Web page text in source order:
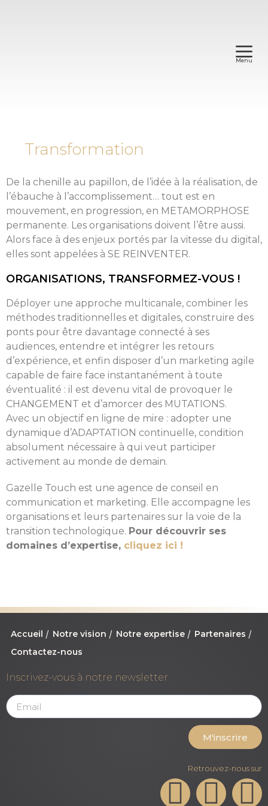
Menu
Transformation
De la chenille au papillon, de l’idée à la réalisation, de
l’ébauche à l’accomplissement… tout est en
mouvement, en progression, en METAMORPHOSE
permanente. Les organisations doivent l’être aussi.
Alors face à des enjeux portés par la vitesse du digital,
elles sont appelées à SE REINVENTER.
ORGANISATIONS, TRANSFORMEZ-VOUS !
Déployer une approche multicanale, combiner les
méthodes traditionnelles et digitales, construire des
ponts pour être davantage connecté à ses
audiences, entendre et intégrer les retours
d’expérience, et enfin disposer d’un marketing agile
capable de faire face instantanément à toute
éventualité : il est devenu vital de provoquer le
CHANGEMENT et d’amorcer des MUTATIONS.
Avec un objectif en ligne de mire : adopter une
dynamique d’ADAPTATION continuelle, condition
absolument nécessaire à qui veut participer
activement au monde de demain.
Gazelle Touch est une agence de conseil en
communication et marketing. Elle accompagne les
organisations et leurs partenaires sur la voie de la
transition technologique. Pour découvrir ses
domaines d’expertise, cliquez ici !
Accueil Notre vision Notre expertise
Partenaires
Contactez-nous
Inscrivez-vous à notre newsletter
M'inscrire
Retrouvez-nous sur